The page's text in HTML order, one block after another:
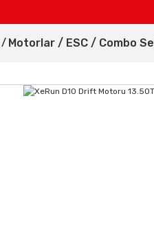
Motorlar / ESC / Combo